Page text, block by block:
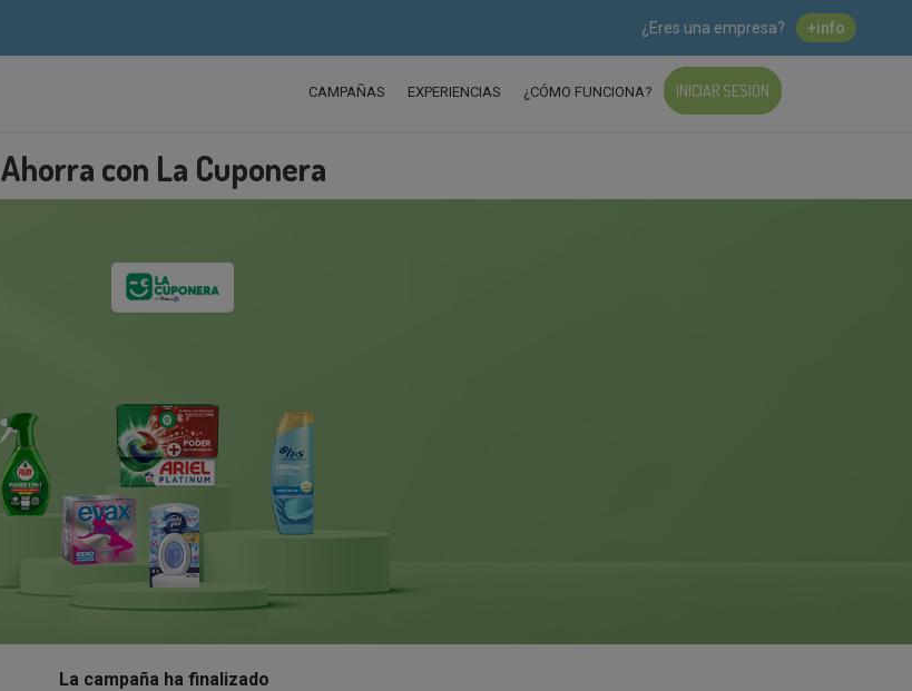
¿Eres una empresa? +info
CAMPAÑAS EXPERIENCIAS ¿CÓMO FUNCIONA? INICIAR SESIÓN
Ahorra con La Cuponera
La campaña ha finalizado